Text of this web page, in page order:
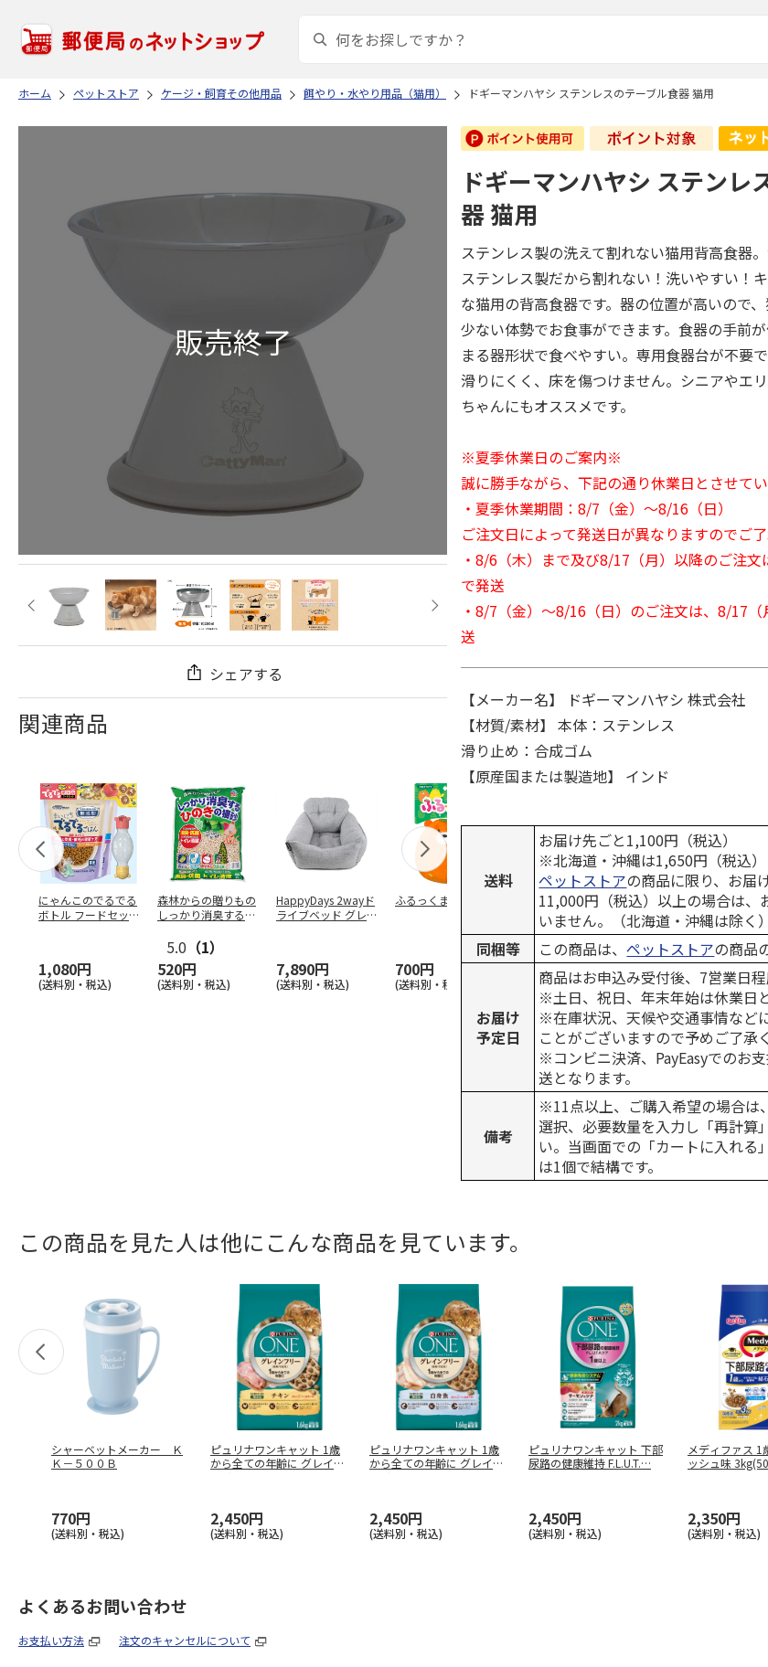
ホーム ペットストア ケージ・飼育その他用品 餌やり・水やり用品（猫用） ドギーマンハヤシ ステンレスのテーブル食器 猫用
シェアする
関連商品
にゃんこのでるでる
ボトル フードセッ
1,080円
(送料別・税込)
森林からの贈りもの
しっかり消臭するひ
5.0 （1）
520円
(送料別・税込)
HappyDays 2wayド
ライブベッド グレ
7,890円
(送料別・税込)
ふるっくま みかん
700円
(送料別・税込)
デオトイレ 飛び散
らない消臭・抗菌サ
ンド 4L
1,320円
(送料別・税込)
獣医師開発 ニオイ
をとる砂専用 猫ト
イレ ナチュラルグ
レー
1,550円
(送料別・税込)
ム
ぐ
…
(
ドギーマンハヤシ ステンレ
器 猫用
ステンレス製の洗えて割れない猫用背高食器
ステンレス製だから割れない！洗いやすい！
な猫用の背高食器です。器の位置が高いので
少ない体勢でお食事ができます。食器の手前
まる器形状で食べやすい。専用食器台が不要
滑りにくく、床を傷つけません。シニアやエ
ちゃんにもオススメです。
※夏季休業日のご案内※
誠に勝手ながら、下記の通り休業日とさせてい
・夏季休業期間：8/7（金）～8/16（日）
ご注文日によって発送日が異なりますのでご了
・8/6（木）まで及び8/17（月）以降のご注
で発送
・8/7（金）～8/16（日）のご注文は、8/17
送
【メーカー名】 ドギーマンハヤシ 株式会社
【材質/素材】 本体：ステンレス
滑り止め：合成ゴム
【原産国または製造地】 インド
送料
お届け先ごと1,100円（税込）
※北海道・沖縄は1,650円（税込）
ペットストアの商品に限り、お届
11,000円（税込）以上の場合は、
いません。（北海道・沖縄は除く）
同梱等
この商品は、ペットストアの商品
お届け
予定日
商品はお申込み受付後、7営業日程
※土日、祝日、年末年始は休業日
※在庫状況、天候や交通事情など
ことがございますので予めご了承
※コンビニ決済、PayEasyでのお
送となります。
備考
※11点以上、ご購入希望の場合は
選択、必要数量を入力し「再計算
い。当画面での「カートに入れる
は1個で結構です。
この商品を見た人は他にこんな商品を見ています。
シャーベットメーカー Ｋ
Ｋ－５００Ｂ
770円
(送料別・税込)
ピュリナワンキャット 1歳
から全ての年齢に グレイン
2,450円
(送料別・税込)
ピュリナワンキャット 1歳
から全ての年齢に グレイン
2,450円
(送料別・税込)
ピュリナワンキャット 下部
尿路の健康維持 F.L.U.T.…
2,450円
(送料別・税込)
メディファス 1
ッシュ味
2,350円
(送料別・税込)
よくあるお問い合わせ
お支払い方法 注文のキャンセルについて